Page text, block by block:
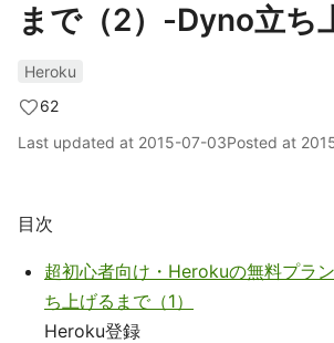
まで（2）-Dyno立ち
Heroku
62
Last updated at 2015-07-03Posted at
目次
超初心者向け・Herokuの無料プラ
ち上げるまで（1）
Heroku登録